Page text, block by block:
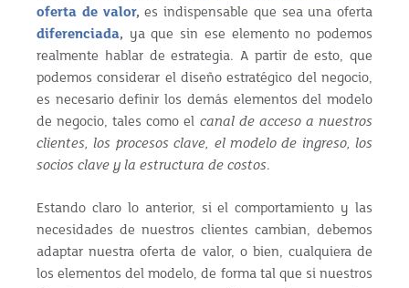
oferta de valor,es indispensable que sea una oferta
diferenciada, ya que sin ese elemento no podemos
realmente hablar de estrategia. A partir de esto, que
podemos considerar el diseño estratégico del negocio,
es necesario definir los demás elementos del modelo
de negocio, tales como el canal de acceso a nuestros
clientes, los procesos clave, el modelo de ingreso, los
socios clave y la estructura de costos.
Estando claro lo anterior, si el comportamiento y las
necesidades de nuestros clientes cambian, debemos
adaptar nuestra oferta de valor, o bien, cualquiera de
los elementos del modelo, de forma tal que si nuestros